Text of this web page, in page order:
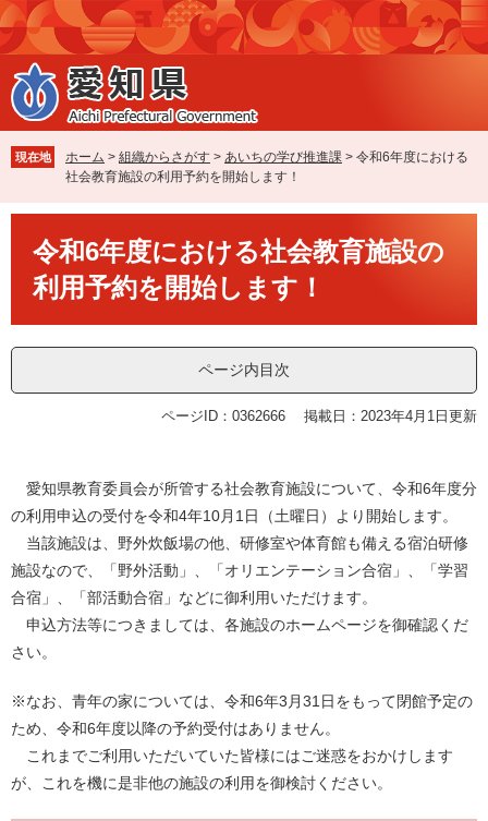
ペ
ー
ジ
の
先
で
す
メ
ニ
ュ
ー
を
ば
し
本
現在地 ホーム > 組織からさがす > あいちの学び推進課 > 令和6年度における
社会教育施設の利用予約を開始します！
令和6年度における社会教育施設の
利用予約を開始します！
ページ内目次
ページID：0362666 掲載日：2023年4月1日更新
愛知県教育委員会が所管する社会教育施設について、令和6年度分
の利用申込の受付を令和4年10月1日（土曜日）より開始します。
当該施設は、野外炊飯場の他、研修室や体育館も備える宿泊研修
施設なので、「野外活動」、「オリエンテーション合宿」、「学習
合宿」、「部活動合宿」などに御利用いただけます。
申込方法等につきましては、各施設のホームページを御確認くだ
さい。
※なお、青年の家については、令和6年3月31日をもって閉館予定の
ため、令和6年度以降の予約受付はありません。
これまでご利用いただいていた皆様にはご迷惑をおかけします
が、これを機に是非他の施設の利用を御検討ください。